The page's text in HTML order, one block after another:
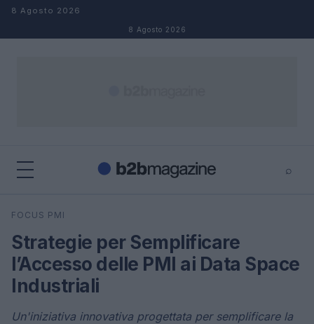
Salta al contenuto
8 Agosto 2026
8 Agosto 2026
⌕
Cerca
FOCUS PMI
Strategie per Semplificare
l’Accesso delle PMI ai Data Space
Industriali
Un'iniziativa innovativa progettata per semplificare la